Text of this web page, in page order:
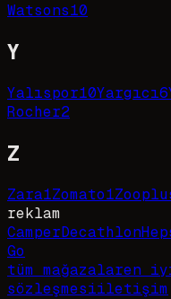
Watsons10
Y
Yalıspor10Yargıcı6
Rocher2
Z
Zara1Zomato1
reklam
CamperDecathlon
Go
tüm mağazalaren
sözleşmesiiletişim